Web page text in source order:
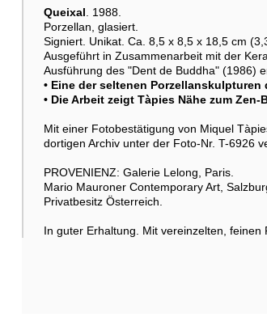
Queixal. 1988.
Porzellan, glasiert.
Signiert. Unikat. Ca. 8,5 x 8,5 x 18,5 cm
Ausgeführt in Zusammenarbeit mit der
Ausführung des "Dent de Buddha" (1986)
• Eine der seltenen Porzellanskulpturen
• Die Arbeit zeigt Tàpies Nähe zum
Mit einer Fotobestätigung von Miquel
dortigen Archiv unter der Foto-Nr. T-6926
PROVENIENZ: Galerie Lelong, Paris.
Mario Mauroner Contemporary Art,
Privatbesitz Österreich.
In guter Erhaltung. Mit vereinzelten,